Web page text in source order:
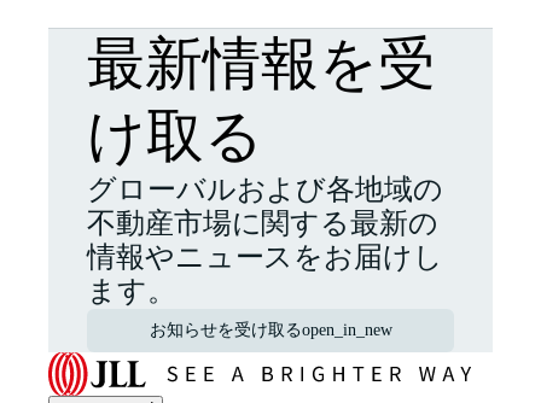
最新情報を受
け取る
グローバルおよび各地域の
不動産市場に関する最新の
情報やニュースをお届けし
ます。
お知らせを受け取るopen_in_new